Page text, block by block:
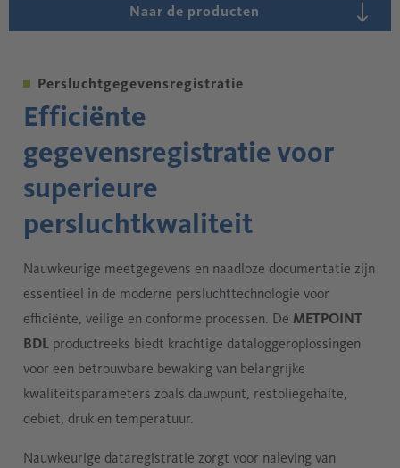
Naar de producten
Persluchtgegevensregistratie
Efficiënte
gegevensregistratie voor
superieure
persluchtkwaliteit
Nauwkeurige meetgegevens en naadloze documentatie zijn
essentieel in de moderne persluchttechnologie voor
efficiënte, veilige en conforme processen. De METPOINT
BDL productreeks biedt krachtige dataloggeroplossingen
voor een betrouwbare bewaking van belangrijke
kwaliteitsparameters zoals dauwpunt, restoliegehalte,
debiet, druk en temperatuur.
Nauwkeurige dataregistratie zorgt voor naleving van
Robuust ontwerp voor industriële toepassingen
3,5" kleurenscherm, eenvoudige bediening via touchscreen